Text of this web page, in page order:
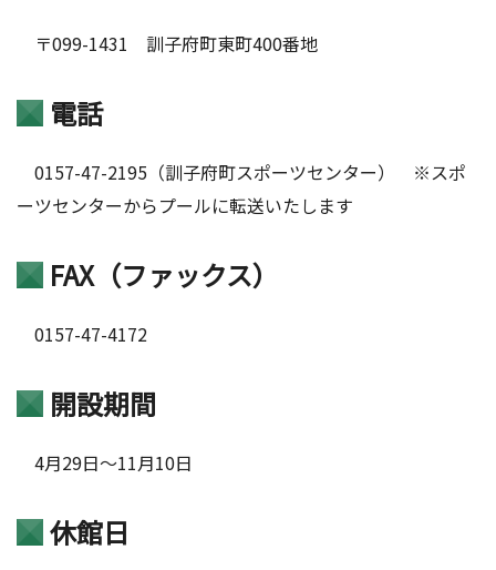
〒099-1431 訓子府町東町400番地
電話
0157-47-2195（訓子府町スポーツセンター） ※スポ
ーツセンターからプールに転送いたします
FAX（ファックス）
0157-47-4172
開設期間
4月29日〜11月10日
休館日